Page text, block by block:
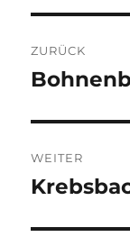
ZURÜCK
Vorheriger
WEITER
Nächster